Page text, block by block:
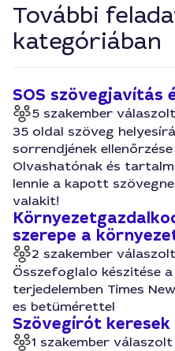
További
kategóriában
SOS szövegjavítás
5 szakember válaszolt
35 oldal szöveg
sorrendjének
Olvashatónak és
lennie a kapott
valakit!
szerepe a
2 szakember válaszolt
Összefoglalo készitése
terjedelemben Times
es betümérettel
Szövegírót keresek
1 szakember válaszolt